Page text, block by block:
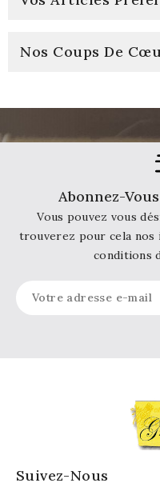
Nos Coups De
Abonnez-
Vous pouvez vous
trouverez pour cela nos
conditions
Suivez-Nous